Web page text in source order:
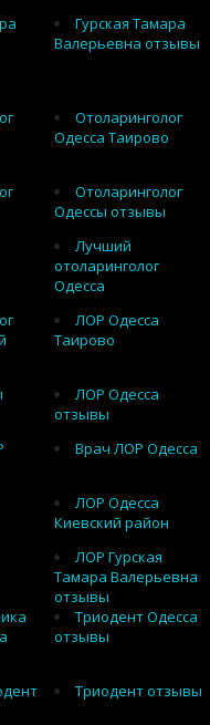
Гурская Тамара
Валерьевна отзывы
Отоларинголог
Одесса Таирово
Отоларинголог
Одессы отзывы
Лучший
отоларинголог
Одесса
ЛОР Одесса
Таирово
ЛОР Одесса
отзывы
Врач ЛОР Одесса
ЛОР Одесса
Киевский район
ЛОР Гурская
Тамара Валерьевна
отзывы
Триодент Одесса
отзывы
Триодент отзывы